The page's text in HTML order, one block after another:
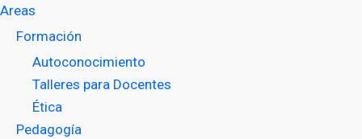
Areas
Formación
Autoconocimiento
Talleres para Docentes
Ética
Pedagogía